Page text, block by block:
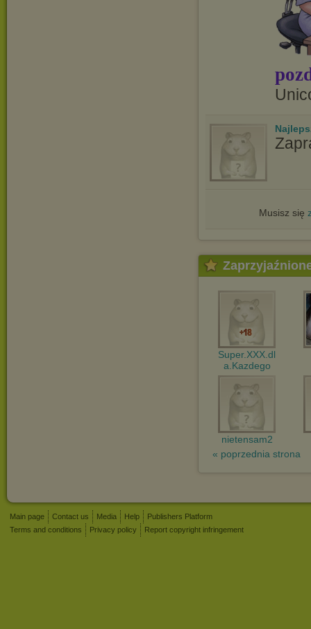
Musisz się
Super.XXX.dl
a.Kazdego
nietensam2
« poprzednia strona
Main page Contact us Media Help
Publishers Platform
Terms and conditions
Privacy policy Report copyright infringement